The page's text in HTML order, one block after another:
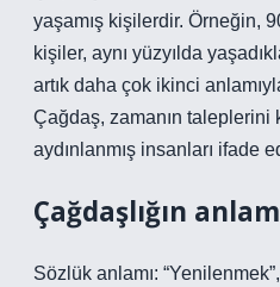
yaşamış kişilerdir. Örneğin,
kişiler, aynı yüzyılda
artık daha çok ikinci
Çağdaş, zamanın taleplerini
aydınlanmış insanları ifade
Çağdaşlığın
Sözlük anlamı: